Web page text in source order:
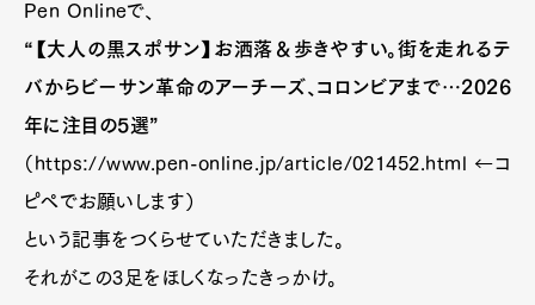
Pen Onlineで、
“【大人の黒スポサン】お洒落＆歩きやすい。街を走れるテ
バからビーサン革命のアーチーズ、コロンビアまで…2026
年に注目の5選”
（https://www.pen-online.jp/article/021452.html ←コ
ピペでお願いします）
という記事をつくらせていただきました。
それがこの3足をほしくなったきっかけ。